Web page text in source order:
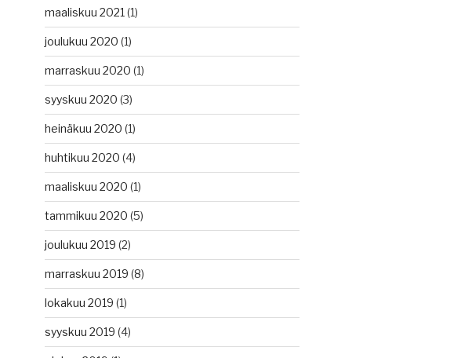
maaliskuu 2021 (1)
joulukuu 2020 (1)
marraskuu 2020 (1)
syyskuu 2020 (3)
heinäkuu 2020 (1)
huhtikuu 2020 (4)
maaliskuu 2020 (1)
tammikuu 2020 (5)
joulukuu 2019 (2)
marraskuu 2019 (8)
lokakuu 2019 (1)
syyskuu 2019 (4)